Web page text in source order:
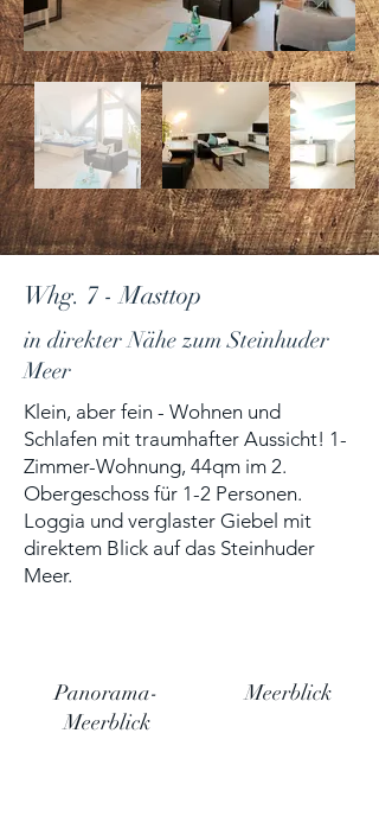
Whg. 7 - Masttop
in direkter Nähe zum Steinhuder
Meer
Klein, aber fein - Wohnen und
Schlafen mit traumhafter Aussicht! 1-
Zimmer-Wohnung, 44qm im 2.
Obergeschoss für 1-2 Personen.
Loggia und verglaster Giebel mit
direktem Blick auf das Steinhuder
Meer.
Panorama-
Meerblick
Meerblick